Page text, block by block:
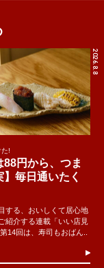
2026.8.8
!
88円から、つま
】毎日通いたく
する、おいしくて居心地
紹介する連載「いい店見
14回は、寿司もおばん..